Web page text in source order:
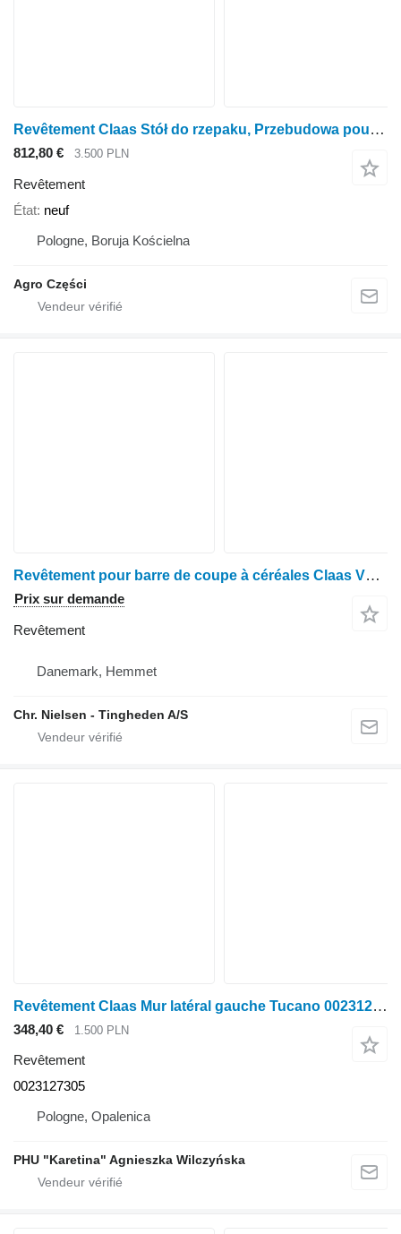
Revêtement Claas Stół do rzepaku, Przebudowa pour barre de coupe à céréales Claas Vario V660
812,80 € 3.500 PLN
Revêtement
État neuf
Pologne, Boruja Kościelna
Agro Części
Revêtement pour barre de coupe à céréales Claas V930
Prix sur demande
Revêtement
Danemark, Hemmet
Chr. Nielsen - Tingheden A/S
Revêtement Claas Mur latéral gauche Tucano 0023127305 pour moissonneuse-batteuse Claas Tucano
348,40 € 1.500 PLN
Revêtement
0023127305
Pologne, Opalenica
PHU "Karetina" Agnieszka Wilczyńska